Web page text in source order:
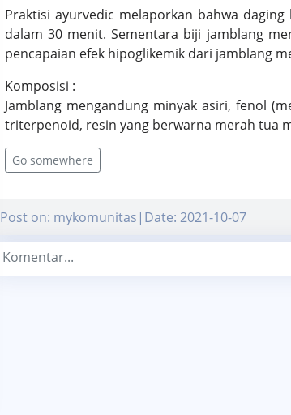
Praktisi ayurvedic melaporkan bahwa
dalam 30 menit. Sementara biji jamblang
pencapaian efek hipoglikemik dari jamblang
Komposisi :
Jamblang mengandung minyak asiri, fenol
triterpenoid, resin yang berwarna merah tua
Go somewhere
Post on: mykomunitas|Date: 2021-10-07